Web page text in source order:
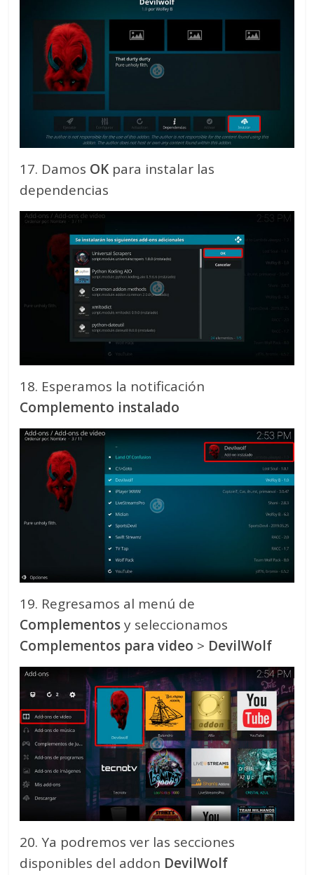
17. Damos OK para instalar las
dependencias
18. Esperamos la notificación
Complemento instalado
19. Regresamos al menú de
Complementosy seleccionamos
Complementos para video > DevilWolf
20. Ya podremos ver las secciones
disponibles del addon DevilWolf